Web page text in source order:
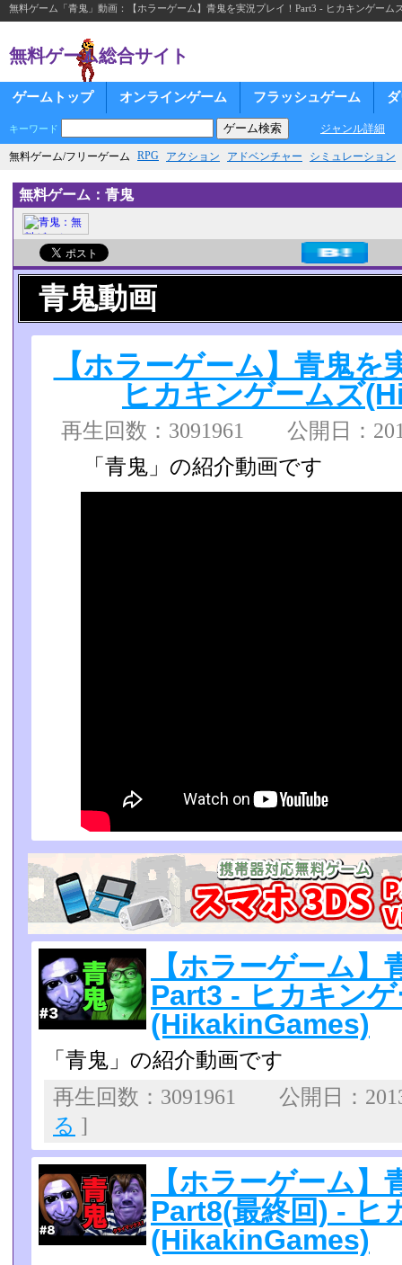
無料ゲーム「青鬼」動画：【ホラーゲーム】青鬼を実況プレイ！Part3 - ヒカキンゲーム
無料ゲーム総合サイト
ゲームトップ オンラインゲーム フラッシュゲーム
キーワード ジャンル詳細
無料ゲーム/フリーゲーム RPG アクション アドベンチャー シミュレーション
無料ゲーム：青鬼
青鬼動画
【ホラーゲーム】青鬼
ヒカキンゲームズ
再生回数：3091961 公開日：
「青鬼」の紹介動画です
【ホラーゲーム
Part3 - ヒカキン
(HikakinGames)
「青鬼」の紹介動画です
再生回数：3091961 公開日：
る ]
【ホラーゲーム
Part8(最終回) - ヒ
(HikakinGames)